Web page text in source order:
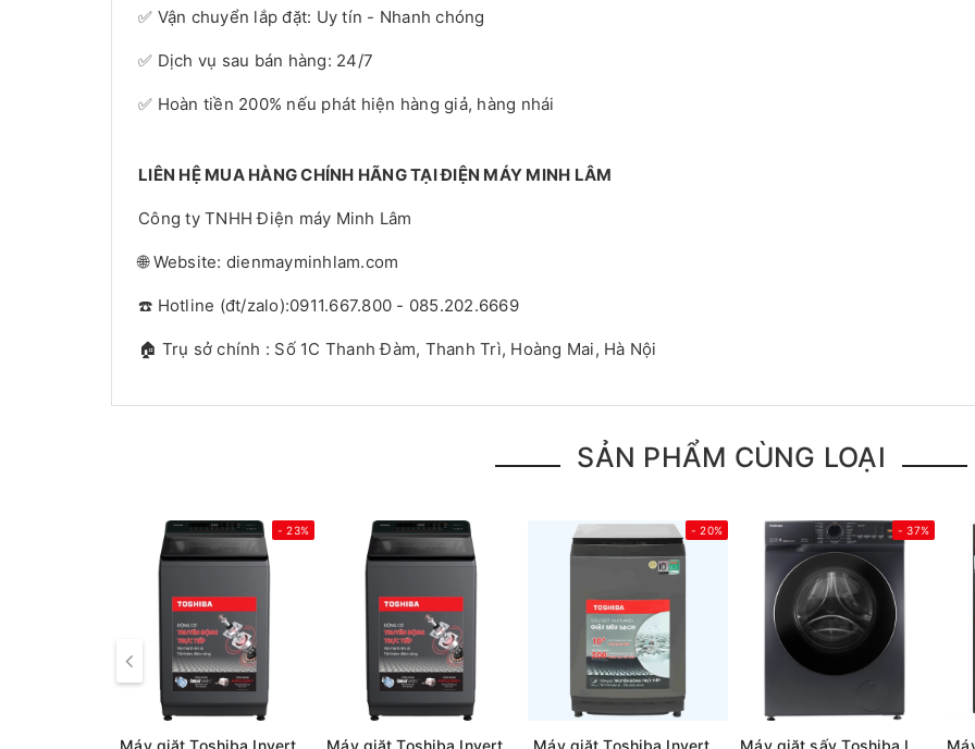
✅ Vận chuyển lắp đặt: Uy tín - Nhanh chóng
✅ Dịch vụ sau bán hàng: 24/7
✅ Hoàn tiền 200% nếu phát hiện hàng giả, hàng nhái
LIÊN HỆ MUA HÀNG CHÍNH HÃNG TẠI ĐIỆN MÁY MINH LÂM
Công ty TNHH Điện máy Minh Lâm
🌐 Website: dienmayminhlam.com
☎️ Hotline (đt/zalo):0911.667.800 - 085.202.6669
🏠 Trụ sở chính : Số 1C Thanh Đàm, Thanh Trì, Hoàng Mai, Hà Nội
SẢN PHẨM CÙNG LOẠI
- 23%
Máy giặt Toshiba Inverter 13 kg AW-T26D1400TV (MG) Mới 2025 Máy giặt Toshiba Inverter 12 kg AW-T26D1300TV (MG) Mới 2025
- 20%
Máy giặt Toshiba Inverter 15 kg AW-DM1600LV(SG) (Mới 2025)
- 37%